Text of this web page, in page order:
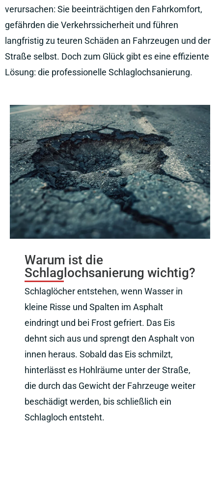
verursachen: Sie beeinträchtigen den Fahrkomfort,
gefährden die Verkehrssicherheit und führen
langfristig zu teuren Schäden an Fahrzeugen und der
Straße selbst. Doch zum Glück gibt es eine effiziente
Lösung: die professionelle Schlaglochsanierung.
Warum ist die
Schlaglochsanierung wichtig?
Schlaglöcher entstehen, wenn Wasser in
kleine Risse und Spalten im Asphalt
eindringt und bei Frost gefriert. Das Eis
dehnt sich aus und sprengt den Asphalt von
innen heraus. Sobald das Eis schmilzt,
hinterlässt es Hohlräume unter der Straße,
die durch das Gewicht der Fahrzeuge weiter
beschädigt werden, bis schließlich ein
Schlagloch entsteht.